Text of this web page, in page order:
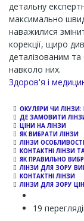
детальну
максимально
наважилися
корекції, щиро
деталізованим
навколо них.
Channel
Здоров'я і
ОКУЛЯРИ ЧИ ЛІНЗИ:
ДЕ ЗАМОВИТИ
ЦІНИ НА ЛІНЗИ
ЯК ВИБРАТИ ЛІНЗИ
ЛІНЗИ ОСОБЛИВОСТІ
КОНТАКТНІ ЛІНЗИ
ЯК ПРАВИЛЬНО
ЛІНЗИ ДЛЯ ЗОРУ
КОНТАКТНІ ЛІНЗИ
ЛІНЗИ ДЛЯ ЗОРУ
19